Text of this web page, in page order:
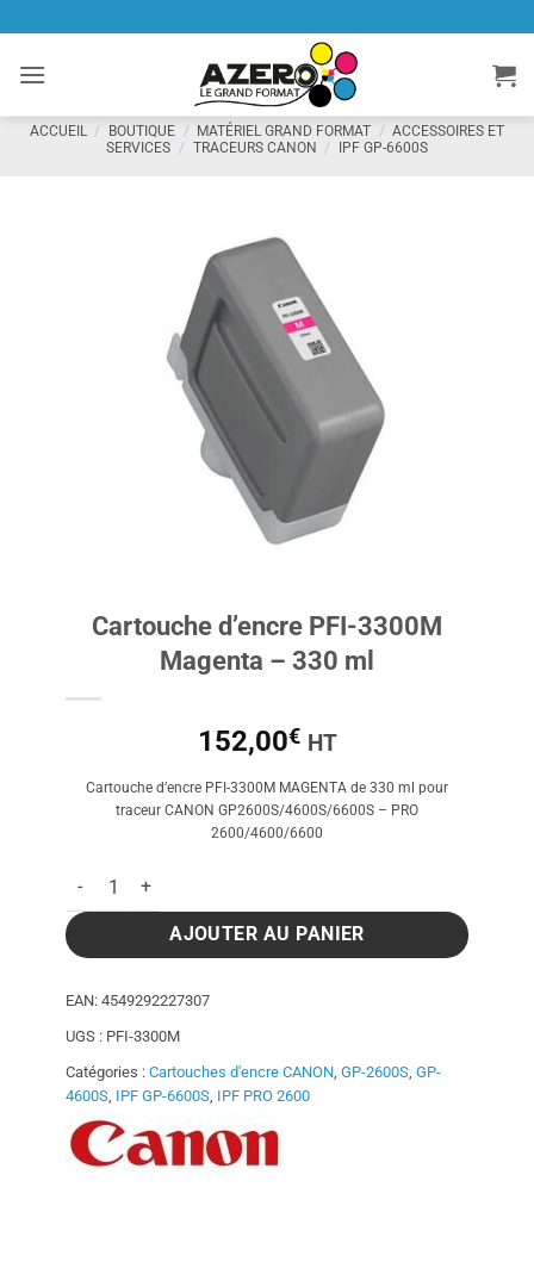
contenu
ACCUEIL / BOUTIQUE / MATÉRIEL GRAND FORMAT / ACCESSOIRES ET
SERVICES / TRACEURS CANON / IPF GP-6600S
Cartouche d’encre PFI-3300M
Magenta – 330 ml
152,00€ HT
Cartouche d’encre PFI-3300M MAGENTA de 330 ml pour
traceur CANON GP2600S/4600S/6600S – PRO
2600/4600/6600
quantité de Cartouche d'encre PFI-3300M Magenta - 330 ml
AJOUTER AU PANIER
EAN: 4549292227307
UGS : PFI-3300M
Catégories : Cartouches d'encre CANON GP-2600S GP-
4600S IPF GP-6600S IPF PRO 2600